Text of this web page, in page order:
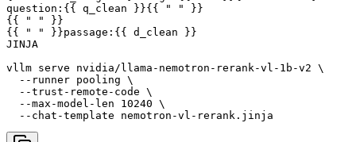
question:{{ q_clean }}{{ " " }}
{{ " " }}
{{ " " }}passage:{{ d_clean }}
JINJA
vllm serve nvidia/llama-nemotron-rerank-vl-1b-v2 \
  --runner pooling \
  --trust-remote-code \
  --max-model-len 10240 \
  --chat-template nemotron-vl-rerank.jinja